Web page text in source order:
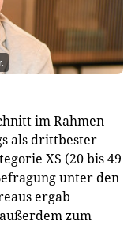
im Rahmen
als drittbester
XS (20 bis 49
unter den
ergab
zum